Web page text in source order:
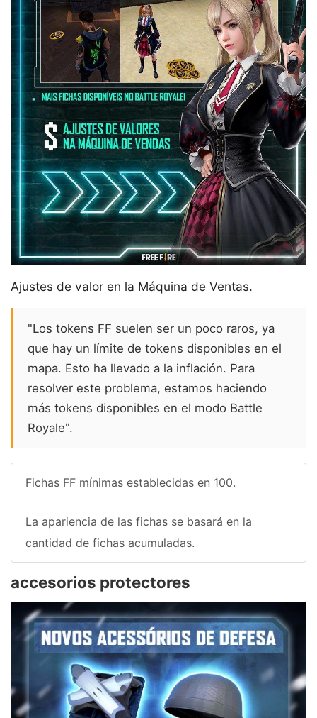
Ajustes de valor en la Máquina de Ventas.
"Los tokens FF suelen ser un poco raros, ya
que hay un límite de tokens disponibles en el
mapa. Esto ha llevado a la inflación. Para
resolver este problema, estamos haciendo
más tokens disponibles en el modo Battle
Royale".
Fichas FF mínimas establecidas en 100.
La apariencia de las fichas se basará en la
cantidad de fichas acumuladas.
accesorios protectores